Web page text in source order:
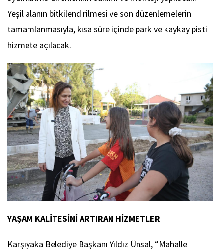
Yeşil alanın bitkilendirilmesi ve son düzenlemelerin
tamamlanmasıyla, kısa süre içinde park ve kaykay pisti
hizmete açılacak.
YAŞAM KALİTESİNİ ARTIRAN HİZMETLER
Karşıyaka Belediye Başkanı Yıldız Ünsal, “Mahalle